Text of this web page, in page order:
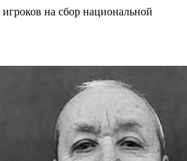
на сбор национальной